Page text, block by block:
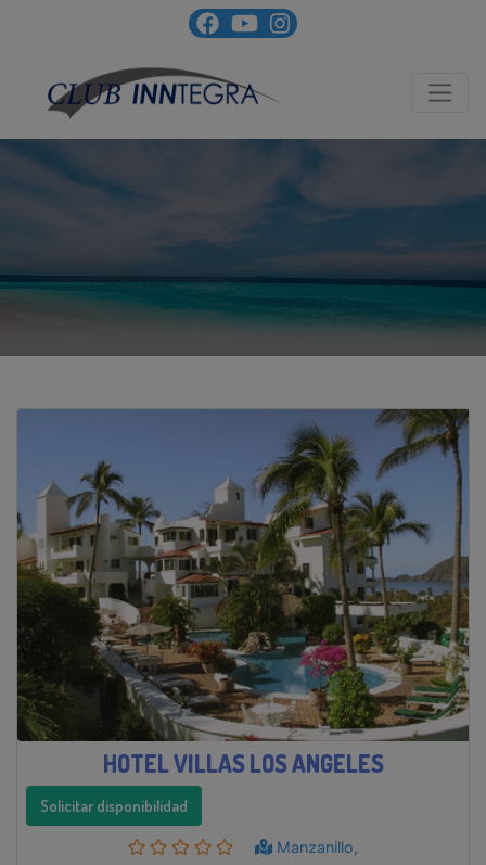
HOTEL VILLAS LOS ANGELES
Solicitar disponibilidad
Manzanillo,